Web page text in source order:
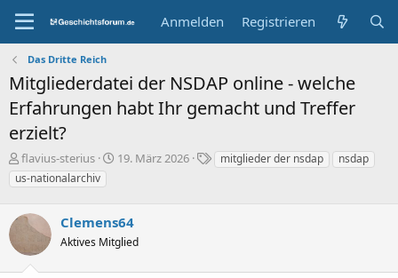
Anmelden Registrieren
Das Dritte Reich
Mitgliederdatei der NSDAP online - welche
Erfahrungen habt Ihr gemacht und Treffer
erzielt?
E
r
s
e
l
e
flavius-sterius
E
e
l
l
t
19. März 2026
S
o
mitglieder der nsdap
nsdap
us-nationalarchiv
Clemens64
Aktives Mitglied